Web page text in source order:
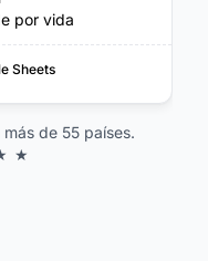
por vida
Sheets
de 55 países.
★